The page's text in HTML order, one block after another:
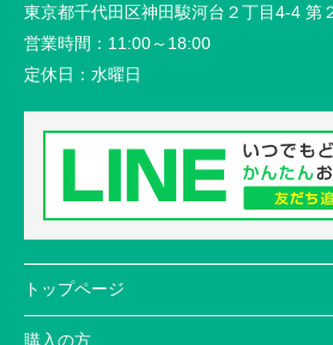
東京都千代田区神田駿河台２丁目4-4 第
営業時間： 11:00～18:00
定休日： 水曜日
トップページ
購入の方